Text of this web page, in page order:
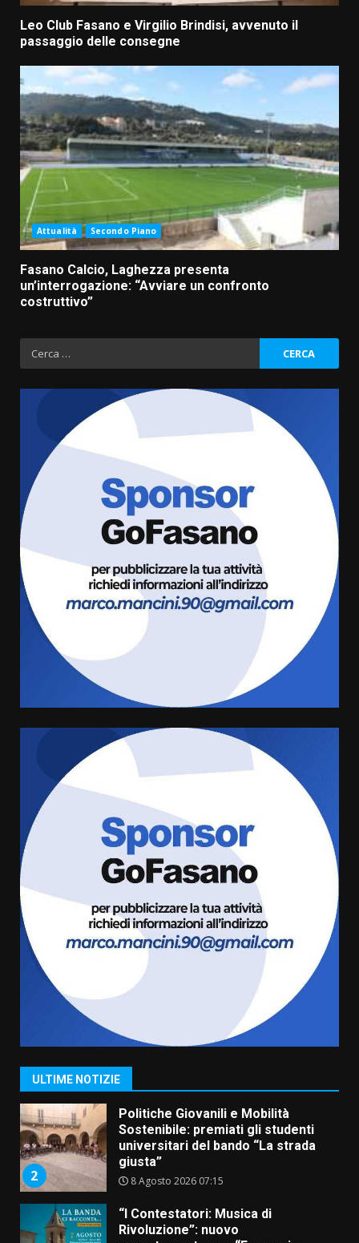
Leo Club Fasano e Virgilio Brindisi, avvenuto il
passaggio delle consegne
Attualità Secondo Piano
Fasano Calcio, Laghezza presenta
un’interrogazione: “Avviare un confronto
costruttivo”
Ricerca
per:
ULTIME NOTIZIE
“I Contestatori: Musica di
Rivoluzione”: nuovo
appuntamento con “Fasano in
7 Agosto 2026 06:05
US Fasano, Scianaro: “Profonda
amarezza per esclusione dal
campionato di calcio”
Fasanese ferito a colpi di arma
da fuoco
6 Agosto 2026 18:13
Carta d’identità: continua il piano
di aperture straordinarie del
Comune di Fasano
6 Agosto 2026 14:16
7
Grazia Neglia, coordinatrice
cittadina di Fratelli d’Italia,
pronta a tornare in Consiglio
6 Agosto 2026 08:00
1
Savelletri in festa, domani sera
grande spettacolo con Uccio De
Santis
8 Agosto 2026 07:30
2
Politiche Giovanili e Mobilità
Sostenibile: premiati gli studenti
universitari del bando “La strada
giusta”
8 Agosto 2026 07:15
“I Contestatori: Musica di
Rivoluzione”: nuovo